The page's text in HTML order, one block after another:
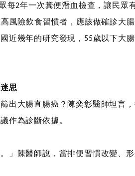
每2年一次糞便潛血檢查，讓民眾
風險飲食習慣者，應該做確診大
近幾年的研究發現， 55歲以下大
思
出大腸直腸癌？陳奕彰醫師坦言
作為診斷依據。
」陳醫師說，當排便習慣改變